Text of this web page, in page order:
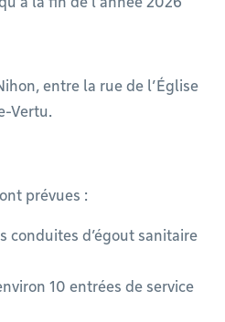
entre la rue de l’Église
Vertu.
prévues :
conduites d’égout sanitaire
10 entrées de service